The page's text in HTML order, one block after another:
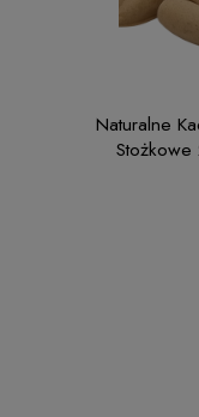
Naturalne
Stożkowe